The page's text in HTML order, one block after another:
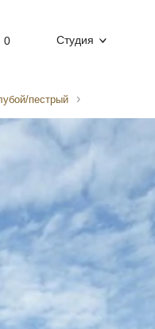
0 Студия
пестрый